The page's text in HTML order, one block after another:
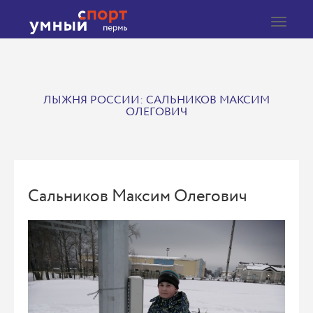
Toggle
ЛЫЖНЯ РОССИИ: САЛЬНИКОВ МАКСИМ
ОЛЕГОВИЧ
Сальников Максим Олегович